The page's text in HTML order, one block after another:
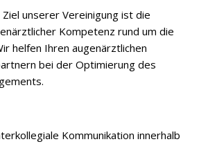
unserer Vereinigung ist die
Kompetenz rund um die
helfen Ihren augenärztlichen
bei der Optimierung des
Kommunikation innerhalb